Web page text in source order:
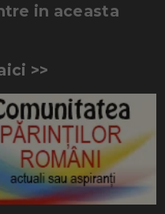
in aceasta
>>